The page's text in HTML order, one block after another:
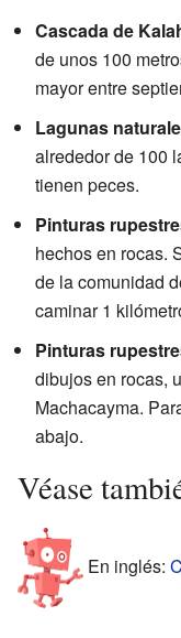
Cascada de
de unos 100
mayor entre
Lagunas
alrededor de 100
tienen peces.
Pinturas
hechos en rocas.
de la comunidad
caminar 1
Pinturas
dibujos en rocas,
Machacayma.
abajo.
Véase
En inglés: